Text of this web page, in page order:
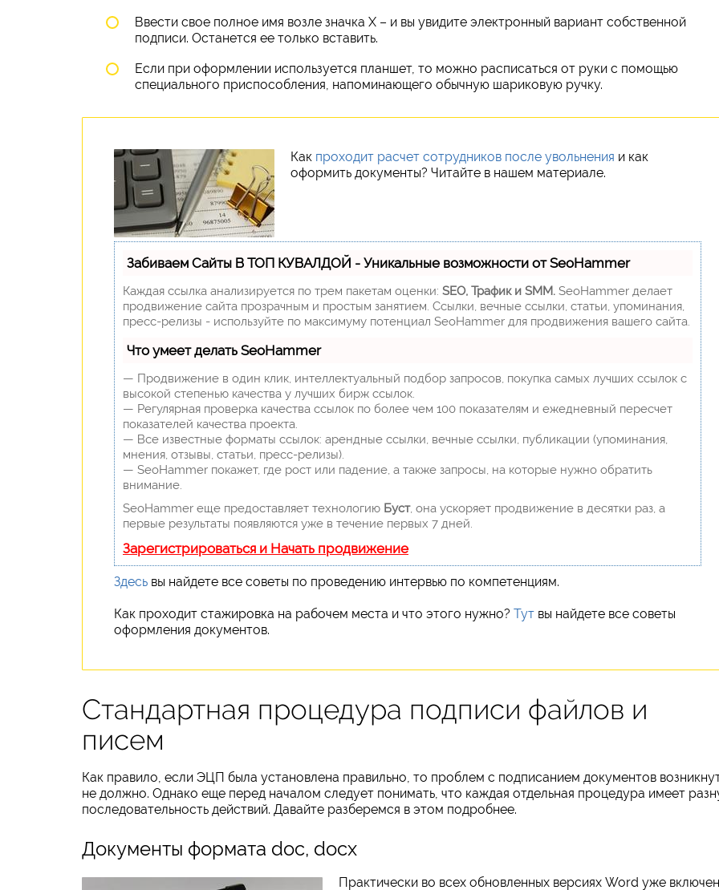
Ввести свое полное имя возле значка Х – и вы увидите электронный вариант собственной
подписи. Останется ее только вставить.
Если при оформлении используется планшет, то можно расписаться от руки с помощью
специального приспособления, напоминающего обычную шариковую ручку.
Как проходит расчет сотрудников после увольнения и как
оформить документы? Читайте в нашем материале.
Забиваем Сайты В ТОП КУВАЛДОЙ - Уникальные возможности от SeoHammer
Каждая ссылка анализируется по трем пакетам оценки: SEO, Трафик и SMM. SeoHammer делает
продвижение сайта прозрачным и простым занятием. Ссылки, вечные ссылки, статьи, упоминания,
пресс-релизы - используйте по максимуму потенциал SeoHammer для продвижения вашего сайта.
Что умеет делать SeoHammer
— Продвижение в один клик, интеллектуальный подбор запросов, покупка самых лучших ссылок с
высокой степенью качества у лучших бирж ссылок.
— Регулярная проверка качества ссылок по более чем 100 показателям и ежедневный пересчет
показателей качества проекта.
— Все известные форматы ссылок: арендные ссылки, вечные ссылки, публикации (упоминания,
мнения, отзывы, статьи, пресс-релизы).
— SeoHammer покажет, где рост или падение, а также запросы, на которые нужно обратить
внимание.
SeoHammer еще предоставляет технологию Буст, она ускоряет продвижение в десятки раз, а
первые результаты появляются уже в течение первых 7 дней.
Зарегистрироваться и Начать продвижение
Здесь вы найдете все советы по проведению интервью по компетенциям.
Как проходит стажировка на рабочем места и что этого нужно? Тут вы найдете все советы
оформления документов.
Стандартная процедура подписи файлов и
писем
Как правило, если ЭЦП была установлена правильно, то проблем с подписанием документов
не должно. Однако еще перед началом следует понимать, что каждая отдельная процедура имеет
последовательность действий. Давайте разберемся в этом подробнее.
Документы формата doc, docx
Практически во всех обновленных версиях Word уже